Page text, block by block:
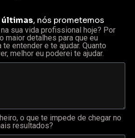
últimas, nós prometemos
sua vida profissional hoje? Por
maior detalhes para que eu
te entender e te ajudar. Quanto
melhor eu poderei te ajudar.
o que te impede de chegar no
resultados?